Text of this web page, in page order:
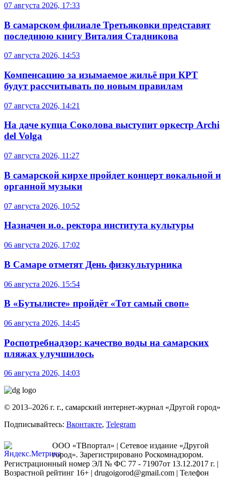
07 августа 2026, 17:33
В самарском филиале Третьяковки представят
последнюю книгу Виталия Стадникова
07 августа 2026, 14:53
Компенсацию за изымаемое жильё при КРТ
будут рассчитывать по новым правилам
07 августа 2026, 14:21
На даче купца Соколова выступит оркестр Archi
del Volga
07 августа 2026, 11:27
В самарской кирхе пройдет концерт вокальной и
органной музыки
07 августа 2026, 10:52
Назначен и.о. ректора института культуры
06 августа 2026, 17:02
В Самаре отметят День физкультурника
06 августа 2026, 15:54
В «Бутылисте» пройдёт «Тот самый своп»
06 августа 2026, 14:45
Роспотребнадзор: качество воды на самарских
пляжах улучшилось
06 августа 2026, 14:03
© 2013–2026 г. г., самарский интернет-журнал «Другой город»
Подписывайтесь: Вконтакте, Telegram
ООО «ТВпортал» | Сетевое издание «Другой
город». Зарегистрировано Роскомнадзором.
Регистрационный номер ЭЛ № ФС 77 - 71907от 13.12.2017 г. |
Возрастной рейтинг 16+ | drugoigorod@gmail.com | Телефон